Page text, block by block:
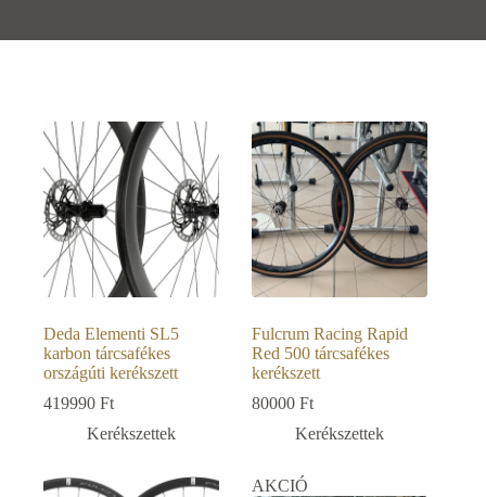
Deda Elementi SL5
karbon tárcsafékes
országúti kerékszett
419990 Ft
Kerékszettek
Fulcrum Racing Rapid
Red 500 tárcsafékes
kerékszett
80000Ft
Kerékszettek
AKCIÓ